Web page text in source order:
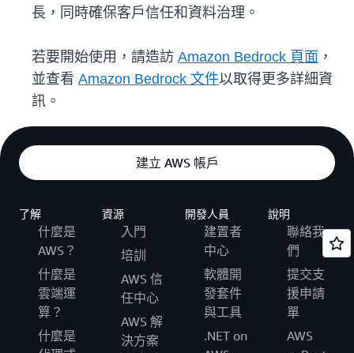
長，同時確保客戶信任和資料治理。
若要開始使用，請造訪 Amazon Bedrock 頁面 ，
並查看 Amazon Bedrock 文件以取得更多詳細資
訊。
建立 AWS 帳戶
了解
什麼是
AWS？
什麼是
雲端運
算？
什麼是
資源
入門
培訓
AWS 信
任中心
AWS 解
決方案
開發人員
建置者
中心
軟體開
發套件
與工具
.NET on
說明
聯絡我
們
提交支
援申請
單
AWS